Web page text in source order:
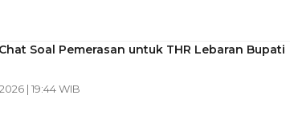
Soal Pemerasan untuk THR Lebaran Bupati
| 19:44 WIB